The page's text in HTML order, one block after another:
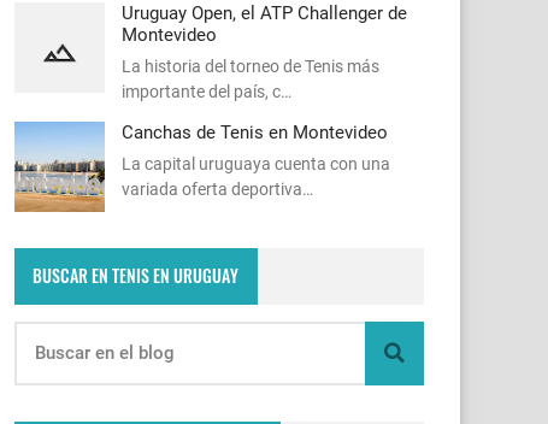
Uruguay Open, el ATP Challenger de
Montevideo
La historia del torneo de Tenis más
importante del país, c…
Canchas de Tenis en Montevideo
La capital uruguaya cuenta con una
variada oferta deportiva…
BUSCAR EN TENIS EN URUGUAY